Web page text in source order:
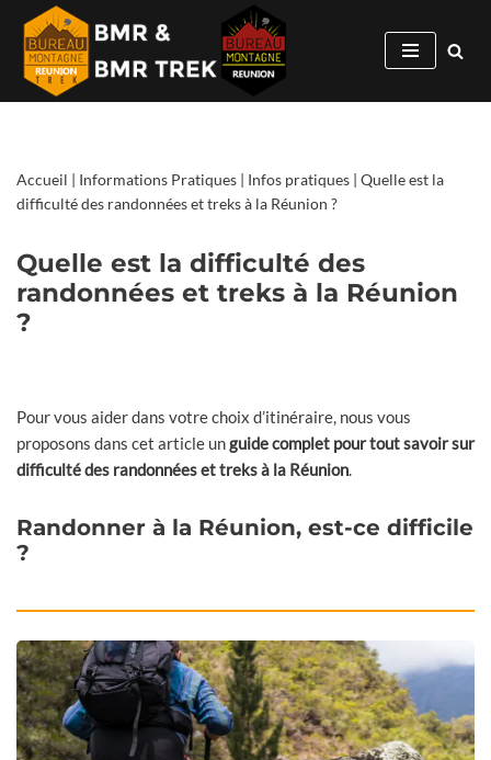
Aller
au
Accueil | Informations Pratiques | Infos pratiques | Quelle est la
difficulté des randonnées et treks à la Réunion ?
Quelle est la difficulté des
randonnées et treks à la Réunion
?
Pour vous aider dans votre choix d’itinéraire, nous vous
proposons dans cet article unguide complet pour tout savoir sur
difficulté des randonnées et treks à la Réunion
Randonner à la Réunion, est-ce difficile
?